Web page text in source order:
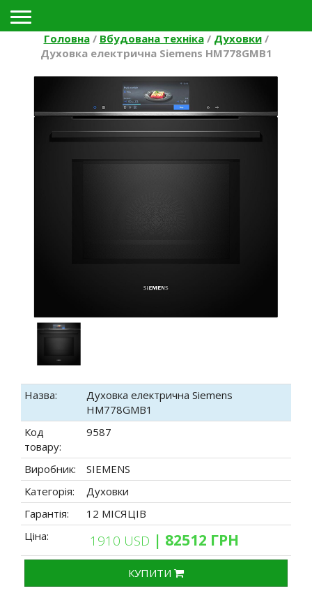
Головна / Вбудована техніка / Духовки /
Духовка електрична Siemens HM778GMB1
Назва:
Духовка електрична Siemens
HM778GMB1
Код
товару:
9587
Виробник:
SIEMENS
Категорія:
Духовки
Гарантія:
12 МІСЯЦІВ
Ціна:
1910 USD | 82512 ГРН
КУПИТИ